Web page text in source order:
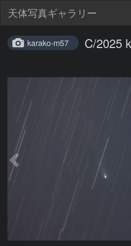
天体写真ギャラリー
karako-m57 C/2025